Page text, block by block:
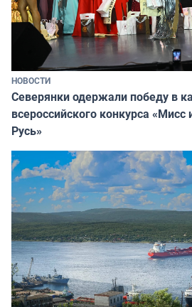
НОВОСТИ
Северянки одержали победу в
всероссийского конкурса
Русь»